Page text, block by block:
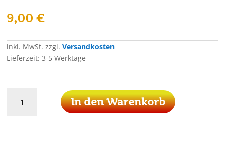
9,00€
inkl. MwSt. zzgl.Versandkosten
Lieferzeit:3-5 Werktage
Patch
In den Warenkorb